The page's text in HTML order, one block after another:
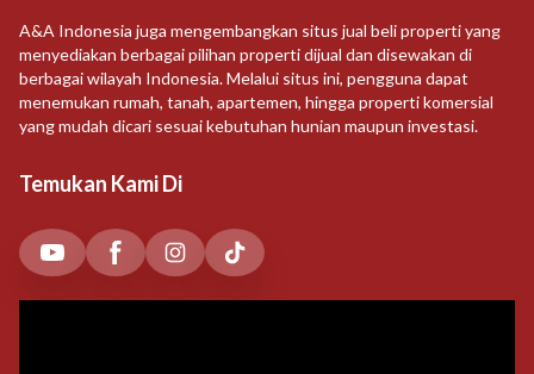
A&A Indonesia juga mengembangkan situs jual beli properti yang
menyediakan berbagai pilihan properti dijual dan disewakan di
berbagai wilayah Indonesia. Melalui situs ini, pengguna dapat
menemukan rumah, tanah, apartemen, hingga properti komersial
yang mudah dicari sesuai kebutuhan hunian maupun investasi.
Temukan Kami Di